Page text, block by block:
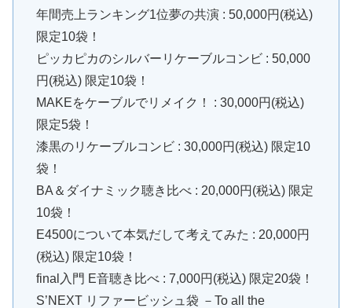
年間売上ランキング1位夢の共演 : 50,000円(税込)
限定10袋！
ピッカピカのシルバーリケーブルコンビ : 50,000
円(税込) 限定10袋！
MAKEをケーブルでリメイク！ : 30,000円(税込)
限定5袋！
漆黒のリケーブルコンビ : 30,000円(税込) 限定10
袋！
BA＆ダイナミック聴き比べ : 20,000円(税込) 限定
10袋！
E4500について本気だして考えてみた : 20,000円
(税込) 限定10袋！
final入門 E音聴き比べ : 7,000円(税込) 限定20袋！
S’NEXT リファービッシュ袋 －To all the